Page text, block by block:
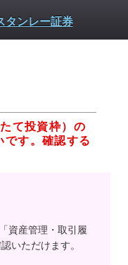
て投資枠）の
です。確認する
資産管理・取引履
いただけます。